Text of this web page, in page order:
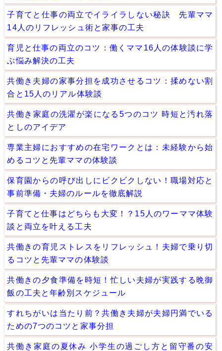
子育てと仕事の両立でイライラしない秘訣 先輩ママ
14人のリフレッシュ術と家事の工夫
育児と仕事の両立のコツ：働くママ16人の体験談に学
ぶ悩み解決の工夫
共働き夫婦の家事分担を成功させるコツ：揉めない割
合と15人のリアル体験談
共働き家庭の洗濯が楽になる5つのコツ 時短と汚れ落
としのアイデア
専業主婦におすすめの在宅ワークとは：未経験から始
めるコツと先輩ママの体験談
保育園からの呼び出しにビクビクしない！職場対応と
事前準備・夫婦のルールを徹底解説
子育てと仕事はどちらも大変！？15人のワーママ体験
談と両立を叶える工夫
共働きの育児ストレスをリフレッシュ！夫婦で乗り切
るコツと先輩ママの体験談
共働きの夕食準備を時短！忙しい夫婦が実践する晩御
飯の工夫と年齢別スケジュール
すれちがいは当たり前？共働き夫婦が夫婦円満でいる
ための7つのコツと家事分担
共働き家庭の夏休み 小学生の過ごし方と留守番の安